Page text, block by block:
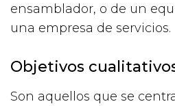
ensamblador, o de un
una empresa de servicios.
Objetivos
Son aquellos que se